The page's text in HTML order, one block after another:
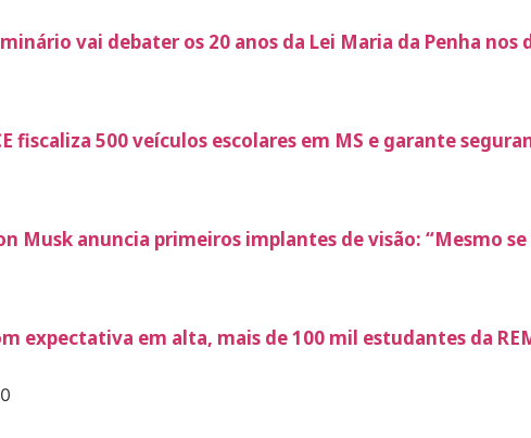
vai debater os 20 anos da Lei Maria da Penha
fiscaliza 500 veículos escolares em MS e garante
Musk anuncia primeiros implantes de visão: “Mesmo
expectativa em alta, mais de 100 mil estudantes da